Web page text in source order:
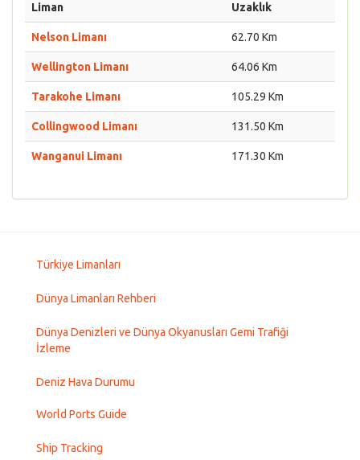
Liman Uzaklık
Nelson Limanı 62.70 Km
Wellington Limanı 64.06 Km
Tarakohe Limanı 105.29 Km
Collingwood Limanı 131.50 Km
Wanganui Limanı 171.30 Km
Türkiye Limanları
Dünya Limanları Rehberi
Dünya Denizleri ve Dünya Okyanusları Gemi Trafiği
İzleme
Deniz Hava Durumu
World Ports Guide
Ship Tracking